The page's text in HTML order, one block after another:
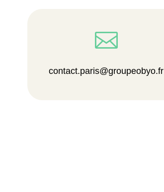

contact.paris@groupeobyo.fr